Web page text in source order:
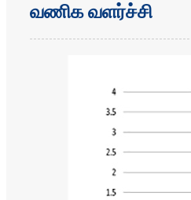
வணிக வளர்ச்சி